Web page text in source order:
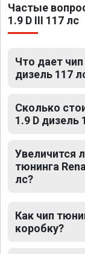
Частые
1.9 D III 117 лс
Что дает
дизель 117
Сколько
1.9 D дизель
Увеличится
тюнинга
лс?
Как чип
коробку?